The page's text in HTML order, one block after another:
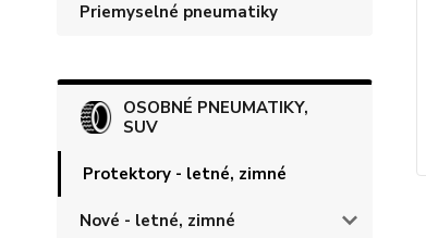
Priemyselné pneumatiky
OSOBNÉ PNEUMATIKY,
SUV
Protektory - letné, zimné
Nové - letné, zimné